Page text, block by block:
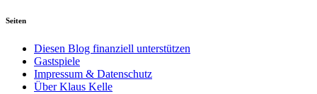
Seiten
Diesen Blog finanziell unterstützen
Gastspiele
Impressum & Datenschutz
Über Klaus Kelle